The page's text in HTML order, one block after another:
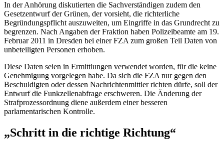
In der Anhörung diskutierten die Sachverständigen zudem den
Gesetzentwurf der Grünen, der vorsieht, die richterliche
Begründungspflicht auszuweiten, um Eingriffe in das Grundrecht zu
begrenzen. Nach Angaben der Fraktion haben Polizeibeamte am 19.
Februar 2011 in Dresden bei einer FZA zum großen Teil Daten von
unbeteiligten Personen erhoben.
Diese Daten seien in Ermittlungen verwendet worden, für die keine
Genehmigung vorgelegen habe. Da sich die FZA nur gegen den
Beschuldigten oder dessen Nachrichtenmittler richten dürfe, soll der
Entwurf die Funkzellenabfrage erschweren. Die Änderung der
Strafprozessordnung diene außerdem einer besseren
parlamentarischen Kontrolle.
„Schritt in die richtige Richtung“